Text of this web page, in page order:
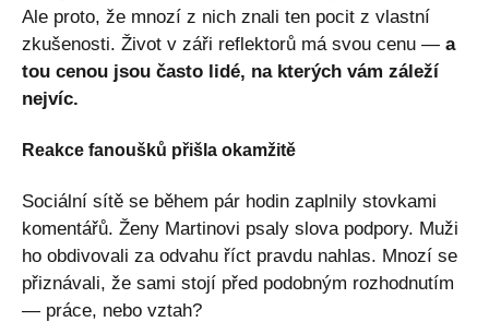
Ale proto, že mnozí z nich znali ten pocit z vlastní
zkušenosti. Život v záři reflektorů má svou cenu — a
tou cenou jsou často lidé, na kterých vám záleží
nejvíc.
Reakce fanoušků přišla okamžitě
Sociální sítě se během pár hodin zaplnily stovkami
komentářů. Ženy Martinovi psaly slova podpory. Muži
ho obdivovali za odvahu říct pravdu nahlas. Mnozí se
přiznávali, že sami stojí před podobným rozhodnutím
— práce, nebo vztah?